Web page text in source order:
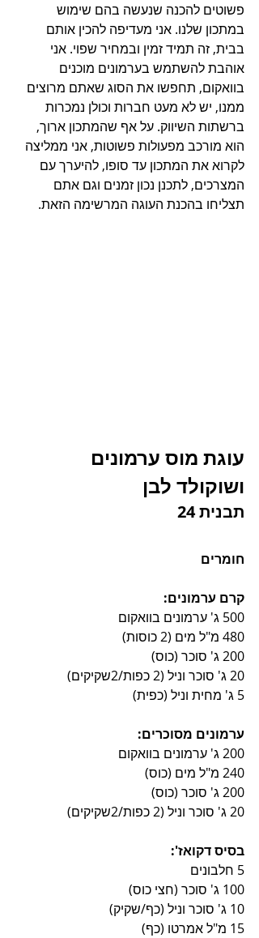
פשוטים להכנה שנעשה בהם שימוש
במתכון שלנו. אני מעדיפה להכין אותם
בבית, זה תמיד זמין ובמחיר שפוי. אני
אוהבת להשתמש בערמונים מוכנים
בוואקום, תחפשו את הסוג שאתם מרוצים
ממנו, יש לא מעט חברות וכולן נמכרות
ברשתות השיווק. על אף שהמתכון ארוך,
הוא מורכב מפעולות פשוטות, אני ממליצה
לקרוא את המתכון עד סופו, להיערך עם
המצרכים, לתכנן נכון זמנים וגם אתם
תצליחו בהכנת העוגה המרשימה הזאת.
עוגת מוס ערמונים
ושוקולד לבן
תבנית 24
חומרים
קרם ערמונים:
500 ג' ערמונים בוואקום
480 מ"ל מים (2 כוסות)
200 ג' סוכר (כוס)
20 ג' סוכר וניל (2 כפות/2שקיקים)
5 ג' מחית וניל (כפית)
ערמונים מסוכרים:
200 ג' ערמונים בוואקום
240 מ"ל מים (כוס)
200 ג' סוכר (כוס)
20 ג' סוכר וניל (2 כפות/2שקיקים)
בסיס דקואז':
5 חלבונים
100 ג' סוכר (חצי כוס)
10 ג' סוכר וניל (כף/שקיק)
15 מ"ל אמרטו (כף)